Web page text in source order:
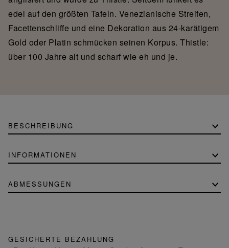
edel auf den größten Tafeln. Venezianische Streifen,
Facettenschliffe und eine Dekoration aus 24-karätigem
Gold oder Platin schmücken seinen Korpus. Thistle:
über 100 Jahre alt und scharf wie eh und je.
BESCHREIBUNG
INFORMATIONEN
ABMESSUNGEN
GESICHERTE BEZAHLUNG